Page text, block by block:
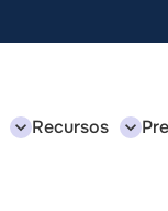
Recursos